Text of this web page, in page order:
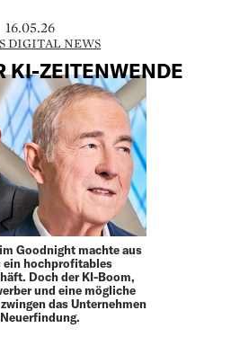
16.05.26
DIGITAL NEWS
KI-ZEITENWENDE
Goodnight machte aus
hochprofitables
Doch der KI-Boom,
und eine mögliche
das Unternehmen